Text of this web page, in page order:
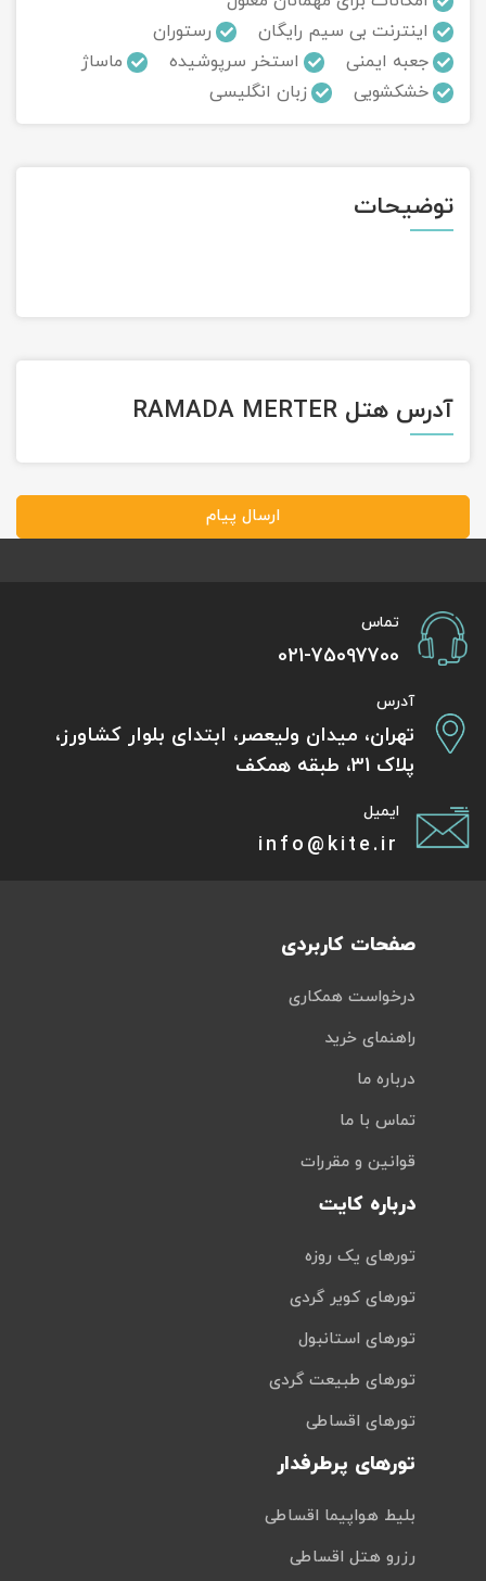
اینترنت بی سیم رایگان
رستوران
جعبه ایمنی
استخر سرپوشیده
ماساژ
خشکشویی
زبان انگلیسی
توضیحات
آدرس هتل RAMADA MERTER
ارسال پیام
تماس
021-75097700
آدرس
تهران، میدان ولیعصر، ابتدای بلوار کشاورز،
پلاک 31، طبقه همکف
ایمیل
info@kite.ir
صفحات کاربردی
درخواست همکاری
راهنمای خرید
درباره ما
تماس با ما
قوانین و مقررات
درباره کایت
تورهای یک روزه
تورهای کویر گردی
تورهای استانبول
تورهای طبیعت گردی
تورهای اقساطی
تورهای پرطرفدار
بلیط هواپیما اقساطی
رزرو هتل اقساطی
تور سوباتان
تور چابهار
تور کاشان
تور آفرود